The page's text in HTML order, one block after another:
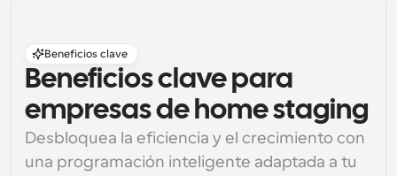
Beneficios clave
Beneficios clave para
empresas de home staging
Desbloquea la eficiencia y el crecimiento con
una programación inteligente adaptada a tu